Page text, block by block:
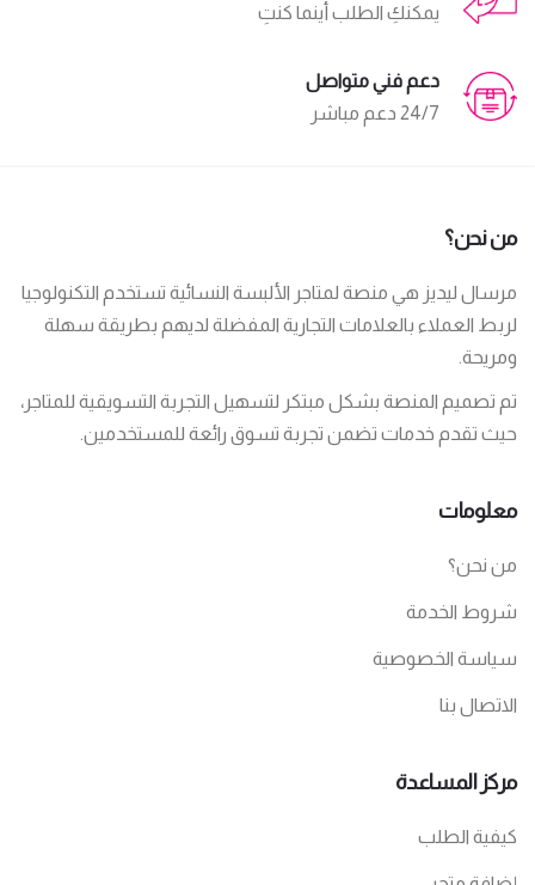
يمكنكِ الطلب أينما كنتِ
دعم فني متواصل
24/7 دعم مباشر
من نحن؟
مرسال ليديز هي منصة لمتاجر الألبسة النسائية تستخدم التكنولوجيا
لربط العملاء بالعلامات التجارية المفضلة لديهم بطريقة سهلة
ومريحة.
تم تصميم المنصة بشكل مبتكر لتسهيل التجربة التسويقية للمتاجر،
حيث تقدم خدمات تضمن تجربة تسوق رائعة للمستخدمين.
معلومات
من نحن؟
شروط الخدمة
سياسة الخصوصية
الاتصال بنا
مركز المساعدة
كيفية الطلب